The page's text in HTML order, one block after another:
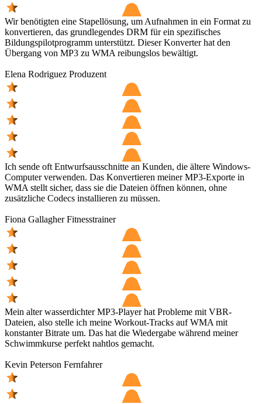
Wir benötigten eine Stapellösung, um Aufnahmen in ein Format zu
konvertieren, das grundlegendes DRM für ein spezifisches
Bildungspilotprogramm unterstützt. Dieser Konverter hat den
Übergang von MP3 zu WMA reibungslos bewältigt.
Elena Rodriguez Produzent
Ich sende oft Entwurfsausschnitte an Kunden, die ältere Windows-
Computer verwenden. Das Konvertieren meiner MP3-Exporte in
WMA stellt sicher, dass sie die Dateien öffnen können, ohne
zusätzliche Codecs installieren zu müssen.
Fiona Gallagher Fitnesstrainer
Mein alter wasserdichter MP3-Player hat Probleme mit VBR-
Dateien, also stelle ich meine Workout-Tracks auf WMA mit
konstanter Bitrate um. Das hat die Wiedergabe während meiner
Schwimmkurse perfekt nahtlos gemacht.
Kevin Peterson Fernfahrer